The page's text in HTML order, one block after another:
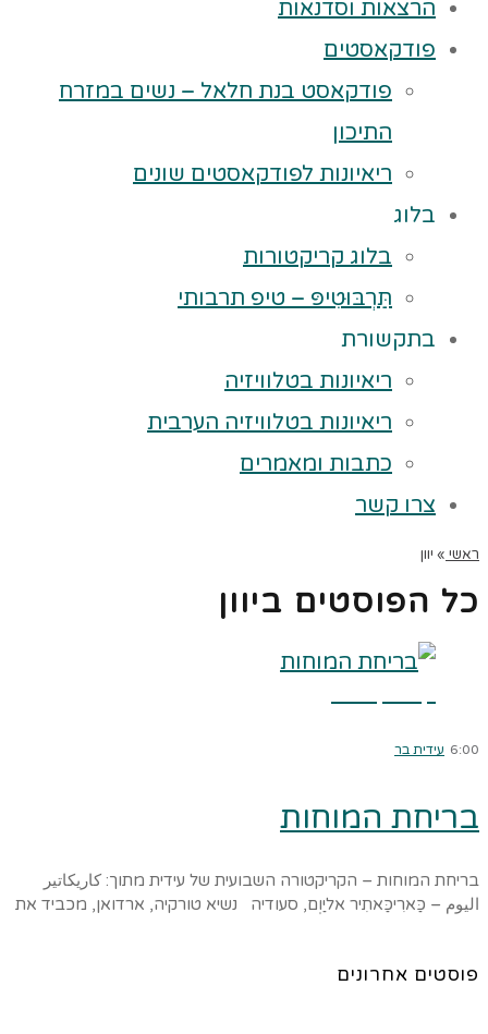
הרצאות וסדנאות
פודקאסטים
פודקאסט בנת חלאל – נשים במזרח
התיכון
ריאיונות לפודקאסטים שונים
בלוג
בלוג קריקטורות
תַּרְבּוּטִיפּ – טיפ תרבותי
בתקשורת
ריאיונות בטלוויזיה
ריאיונות בטלוויזיה הערבית
כתבות ומאמרים
צרו קשר
ראשי » יוון
כל הפוסטים ביוון
6:00 עידית בר
בריחת המוחות
בריחת המוחות – הקריקטורה השבועית של עידית מתוך: كاريكاتير
اليوم – כַּארִיכַּאתִיר אליַוְם, סעודיה נשיא טורקיה, ארדואן, מכביד את
פוסטים אחרונים